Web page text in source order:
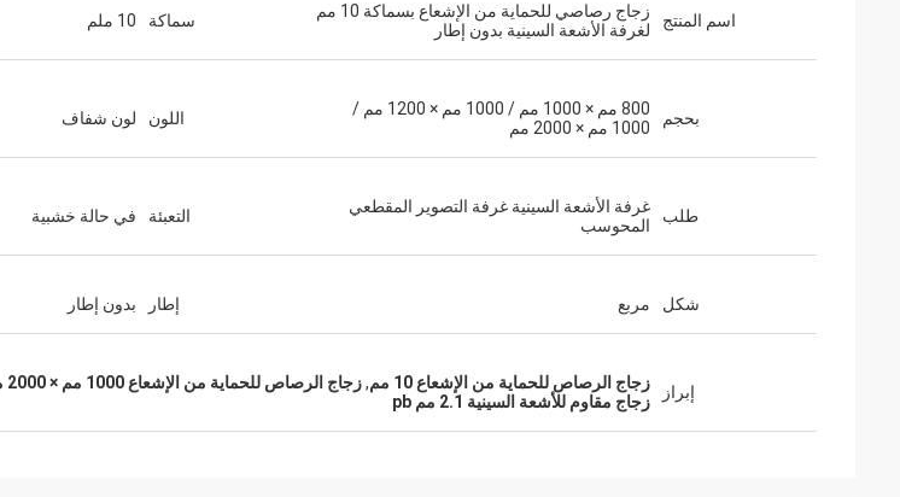
اسم المنتج
زجاج رصاصي للحماية من الإشعاع بسماكة 10 مم
لغرفة الأشعة السينية بدون إطار
سماكة 10 ملم
بحجم
800 مم × 1000 مم / 1000 مم × 1200 مم /
1000 مم × 2000 مم
اللون لون شفاف
طلب
غرفة الأشعة السينية غرفة التصوير المقطعي
المحوسب
التعبئة في حالة خشبية
شكل مربع إطار بدون إطار
إبراز زجاج الرصاص للحماية من الإشعاع 10 مم ,زجاج الرصاص للحماية من الإشعاع 1000 مم × 2000 مم
زجاج مقاوم للأشعة السينية 2.1 مم pb